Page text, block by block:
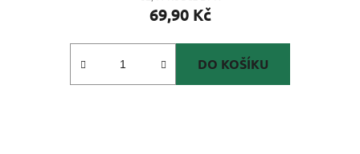
69,90 Kč
DO KOŠÍKU